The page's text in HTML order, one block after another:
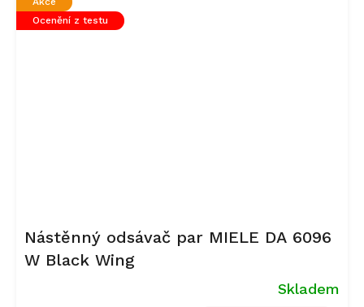
Ocenění z testu
Nástěnný odsávač par MIELE DA 6096
W Black Wing
Skladem